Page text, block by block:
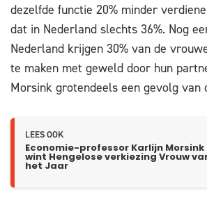
dezelfde functie 20% minder
dat in Nederland slechts 36%. Nog
Nederland krijgen 30% van de
te maken met geweld door hun
Morsink grotendeels een gevolg van
LEES OOK
Economie-professor Karlijn Morsink
wint Hengelose verkiezing Vrouw
het Jaar